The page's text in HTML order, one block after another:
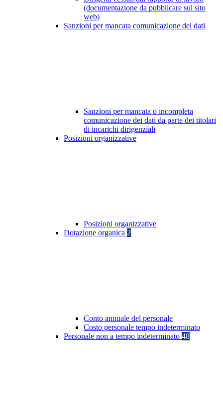
(documentazione da pubblicare sul sito
web)
Sanzioni per mancata comunicazione dei dati
Sanzioni per mancata o incompleta
comunicazione dei dati da parte dei titolari
di incarichi dirigenziali
Posizioni organizzative
Posizioni organizzative
Dotazione organica 2
Conto annuale del personale
Costo personale tempo indeterminato
Personale non a tempo indeterminato 48